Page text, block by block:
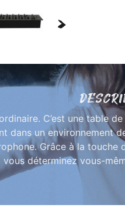
>
C’est une
dans un environnement
Grâce à la
vous déterminez vous-